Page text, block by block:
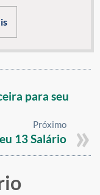
para seu
Próximo
13 Salário